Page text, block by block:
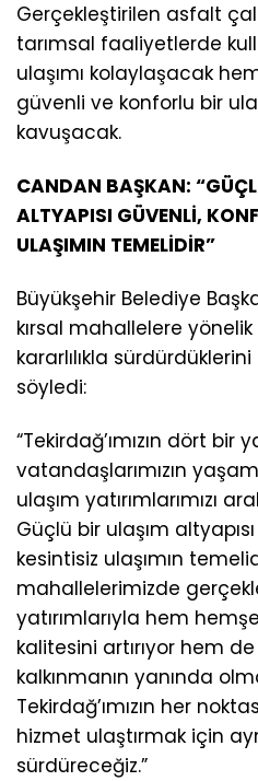
Gerçekleştirilen asfalt
tarımsal faaliyetlerde
ulaşımı kolaylaşacak
güvenli ve konforlu bir
kavuşacak.
CANDAN BAŞKAN:
ALTYAPISI GÜVENLİ,
ULAŞIMIN TEMELİDİR”
Büyükşehir Belediye
kırsal mahallelere yönelik
kararlılıkla
söyledi:
“Tekirdağ’ımızın dört bir
vatandaşlarımızın
ulaşım yatırımlarımızı
Güçlü bir ulaşım
kesintisiz ulaşımın
mahallelerimizde
yatırımlarıyla hem
kalitesini artırıyor hem
kalkınmanın yanında
Tekirdağ’ımızın her
hizmet ulaştırmak için
sürdüreceğiz.”